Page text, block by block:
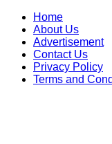
Skip
content
Home
About Us
Advertisement
Contact Us
Privacy Policy
Terms and